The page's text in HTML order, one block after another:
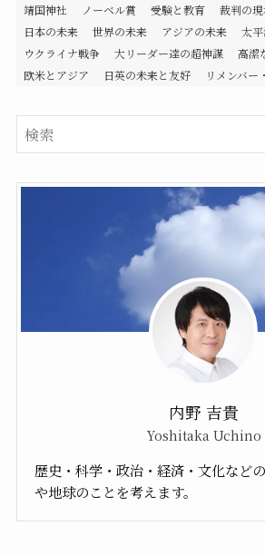
靖国神社
ノーベル賞 受験と教育 裁判の
日本の未来
世界の未来 アジアの未来 太
ウクライナ戦争
大リーダー達の超神謀 高潔
欧米とアジア
日英の未来と友好 リメンバー
内野 吉貴
Yoshitaka Uchino
歴史・科学・政治・経済・文化など
や地球のことを考えます。